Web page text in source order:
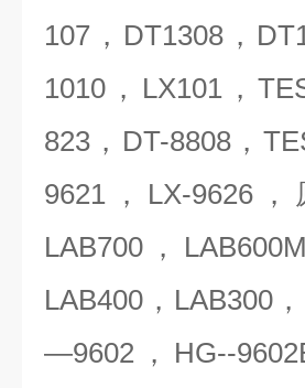
107，DT1308，
1010，LX101，
823，DT-8808，
9621，LX-9626
LAB700，
LAB400，LAB300
—9602，HG--